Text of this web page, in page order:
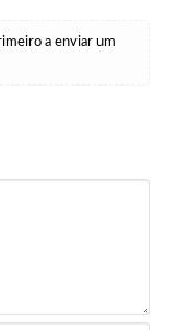
a enviar um